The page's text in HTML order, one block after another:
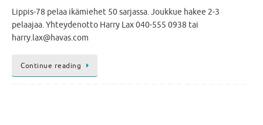
Lippis-78 pelaa ikämiehet 50 sarjassa. Joukkue hakee 2-3
pelaajaa. Yhteydenotto Harry Lax 040-555 0938 tai
harry.lax@havas.com
Continue reading